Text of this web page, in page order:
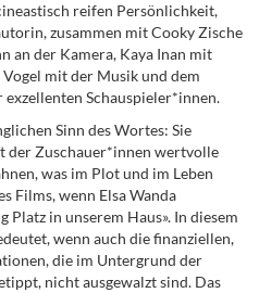
reifen Persönlichkeit,
zusammen mit Cooky Zische
an der Kamera, Kaya Inan mit
mit der Musik und dem
Schauspieler*innen.
Sinn des Wortes: Sie
der Zuschauer*innen wertvolle
was im Plot und im Leben
Films, wenn Elsa Wanda
Platz in unserem Haus». In diesem
wenn auch die finanziellen,
die im Untergrund der
nicht ausgewalzt sind. Das